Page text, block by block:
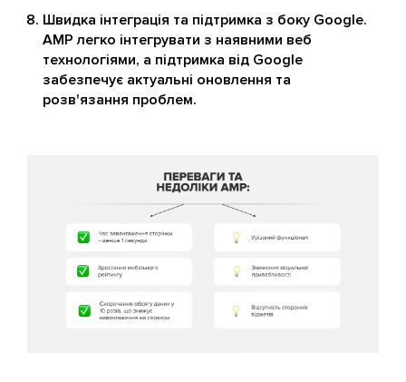
Швидка інтеграція та підтримка з боку Google.
AMP легко інтегрувати з наявними веб
технологіями, а підтримка від Google
забезпечує актуальні оновлення та
розв'язання проблем.